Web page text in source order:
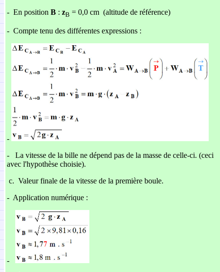
- En position B : zB = 0,0 cm (altitude de référence)
- Compte tenu des différentes expressions :
-
-
La vitesse de la bille ne dépend pas de la masse de celle-ci. (ceci
avec l'hypothèse choisie).
c. Valeur finale de la vitesse de la première boule.
- Application numérique :
-